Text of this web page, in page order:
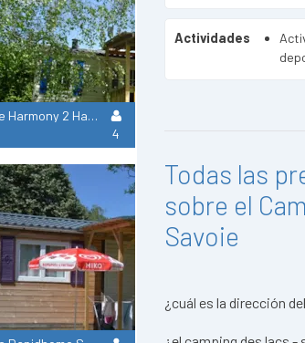
Mobilhome Harmony 2 Habitaciones
4
Actividades
Todas las
sobre el
Savoie
¿cuál es la dirección